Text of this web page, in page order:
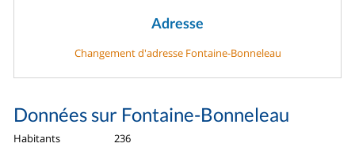
Adresse
Changement d'adresse Fontaine-Bonneleau
Données sur Fontaine-Bonneleau
Habitants
236